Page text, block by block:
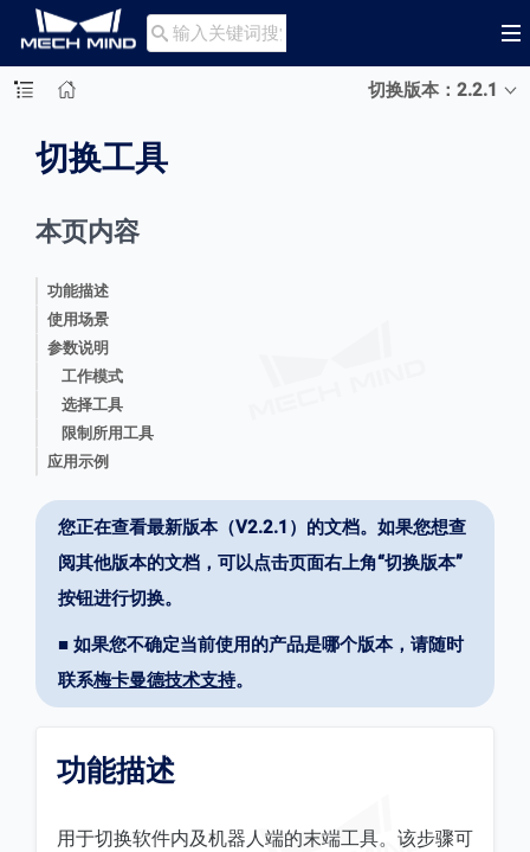

切换版本：2.2.1
切换工具
本页内容
功能描述
使用场景
参数说明
工作模式
选择工具
限制所用工具
应用示例
您正在查看最新版本（V2.2.1）的文档。如果您想查
阅其他版本的文档，可以点击页面右上角“切换版本”
按钮进行切换。
■ 如果您不确定当前使用的产品是哪个版本，请随时
联系梅卡曼德技术支持。
功能描述
用于切换软件内及机器人端的末端工具。该步骤可